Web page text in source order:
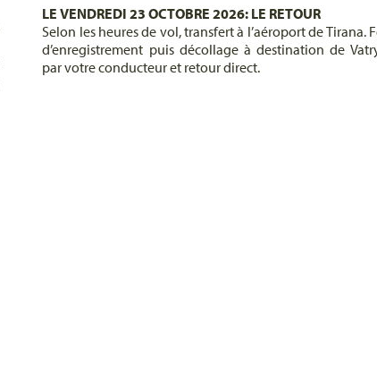
LE VENDREDI 23 OCTOBRE 2026: LE RETOUR
Selon les heures de vol, transfert à l’aéroport de Tirana.
d’enregistrement puis décollage à destination de
par votre conducteur et retour direct.